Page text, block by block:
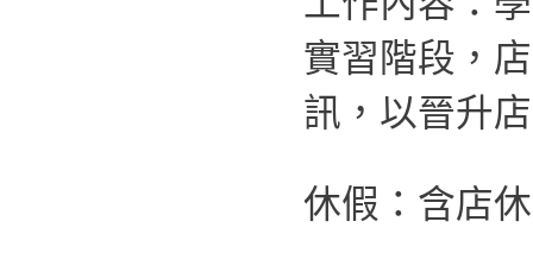
實習階段，
訊，以晉升
休假：含店